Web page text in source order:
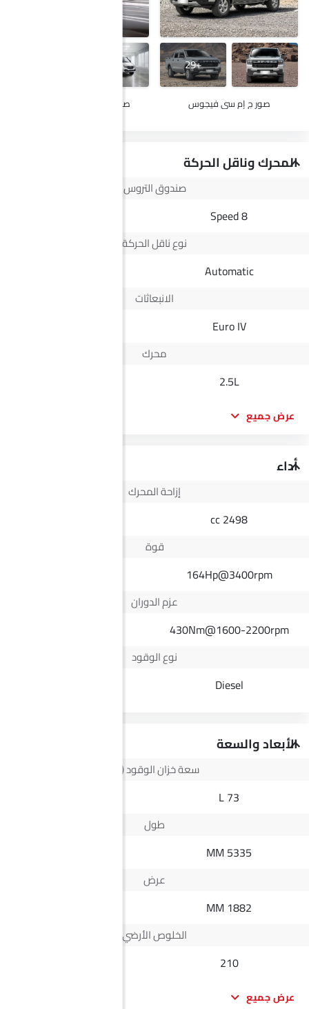
+29
صور ج إم سي فيجوس صور ماكسيوس في 80 باص
المحرك وناقل الحركة
صندوق التروس
8 Speed
نوع ناقل الحركة
Automatic
الانبعاثات
Euro IV
محرك
2.5L
عرض جميع
أداء
إزاحة المحرك
2498 cc
قوة
164Hp@3400rpm
عزم الدوران
430Nm@1600-2200rpm
نوع الوقود
Diesel
الأبعاد والسعة
سعة خزان الوقود (لتر)
73 L
طول
5335 MM
عرض
1882 MM
الخلوص الأرضي
210
عرض جميع